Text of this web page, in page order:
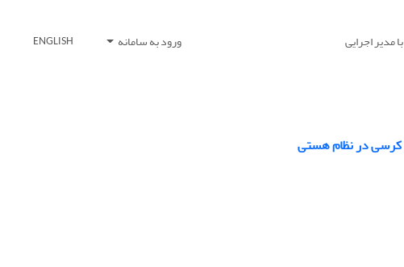
مدیر اجرایی ورود به سامانه ENGLISH
کرسی در نظام هستی